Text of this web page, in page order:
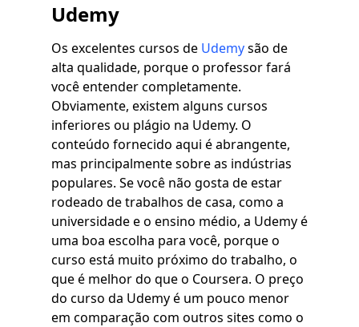
Udemy
Os excelentes cursos de Udemysão de
alta qualidade, porque o professor fará
você entender completamente.
Obviamente, existem alguns cursos
inferiores ou plágio na Udemy. O
conteúdo fornecido aqui é abrangente,
mas principalmente sobre as indústrias
populares. Se você não gosta de estar
rodeado de trabalhos de casa, como a
universidade e o ensino médio, a Udemy é
uma boa escolha para você, porque o
curso está muito próximo do trabalho, o
que é melhor do que o Coursera. O preço
do curso da Udemy é um pouco menor
em comparação com outros sites como o